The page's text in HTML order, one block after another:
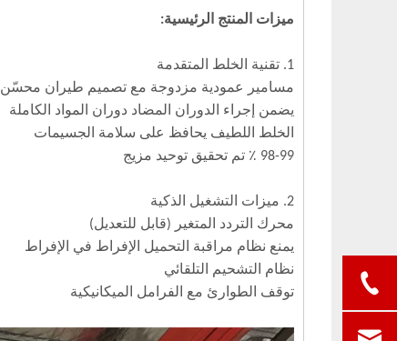
ميزات المنتج الرئيسية:
1. تقنية الخلط المتقدمة
مسامير عمودية مزدوجة مع تصميم طيران محسّن
يضمن إجراء الدوران المضاد دوران المواد الكاملة
الخلط اللطيف يحافظ على سلامة الجسيمات
98-99 ٪ تم تحقيق توحيد مزيج
2. ميزات التشغيل الذكية
محرك التردد المتغير (قابل للتعديل)
يمنع نظام مراقبة التحميل الإفراط في الإفراط
نظام التشحيم التلقائي
توقف الطوارئ مع الفرامل الميكانيكية